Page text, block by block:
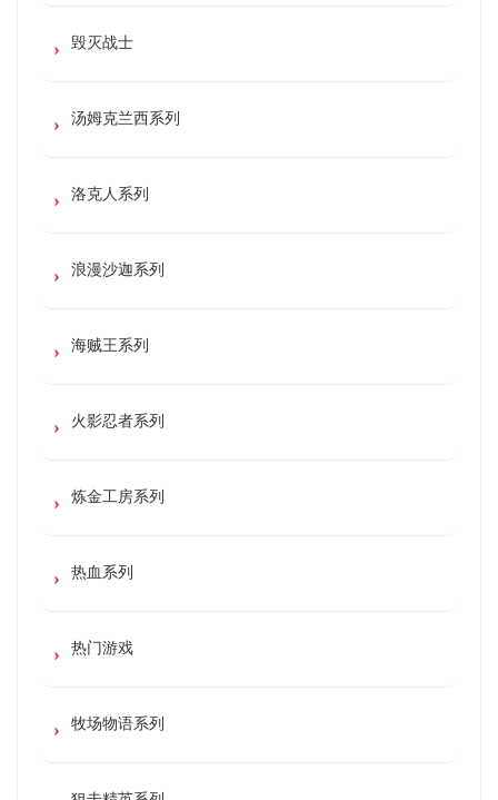
毁灭战士
汤姆克兰西系列
洛克人系列
浪漫沙迦系列
海贼王系列
火影忍者系列
炼金工房系列
热血系列
热门游戏
牧场物语系列